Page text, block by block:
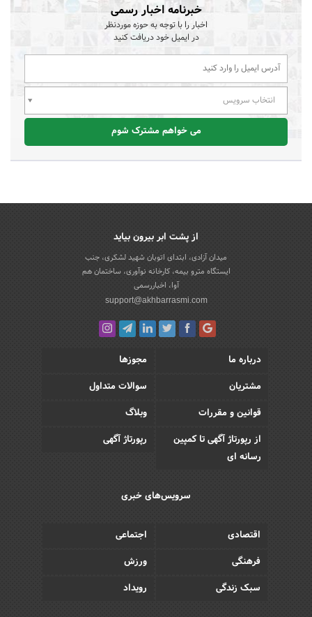
خبرنامه اخبار رسمی
اخبار را با توجه به حوزه موردنظر
در ایمیل خود دریافت کنید
انتخاب سرویس
می خواهم مشترک شوم
از پشت ابر بیرون بیاید
میدان آزادی، ابتدای اتوبان شهید لشکری، جنب
ایستگاه مترو بیمه، کارخانه نوآوری، ساختمان هم
آوا، اخباررسمی
support@akhbarrasmi.com
درباره ما
مجوزها
مشتریان
سوالات متداول
قوانین و مقررات
وبلاگ
از رپورتاژ آگهی تا کمپین
رسانه ای
رپورتاژ آگهی
سرویس‌های خبری
اقتصادی
اجتماعی
فرهنگی
ورزش
سبک زندگی
رویداد